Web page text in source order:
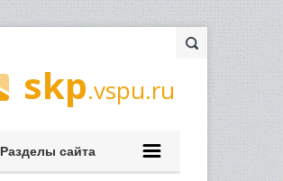
skp.vspu.ru
Разделы сайта